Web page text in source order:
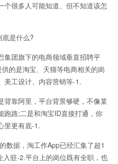
很多人可能知道、但不知道该怎
是什么?
团旗下的电商领域垂直招聘平
的是淘宝、天猫等电商相关的岗
美工设计、内容营销等-1.
靠阿里，平台背景够硬，不像某
跑路;二是和淘宝ID直接打通，你
里更有底-1.
据，淘工作App已经汇集了超1
驻-2.平台上的岗位既有全职，也